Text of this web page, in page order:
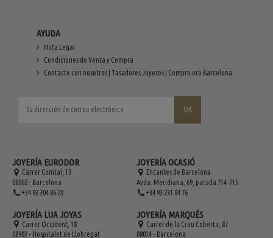
AYUDA
Nota Legal
Condiciones de Venta y Compra
Contacte con nosotros | Tasadores Joyeros | Compro oro Barcelona
JOYERÍA EURODOR
Carrer Comtal, 13
08002 - Barcelona
+34 93 304 06 28
JOYERÍA LUA JOYAS
Carrer Occident, 18
08903 - Hospitalet de Llobregat
JOYERÍA OCASIÓ
Encantes de Barcelona
Avda. Meridiana, 69, parada 714-715
+34 93 231 84 76
JOYERÍA MARQUÉS
Carrer de la Creu Coberta, 87
08014 - Barcelona